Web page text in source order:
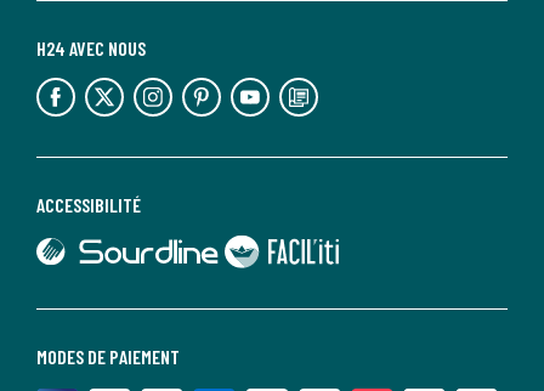
MODES DE PAIEMENT
ACCESSIBILITÉ
lien vers Faciliti
H24 AVEC NOUS
lien vers l'espace réseaux sociaux lien vers l'espace réseaux sociaux lien vers l'espace réseaux sociaux lien vers l'espace réseaux sociaux lien vers l'espace réseaux sociaux lien vers le blog la redoute